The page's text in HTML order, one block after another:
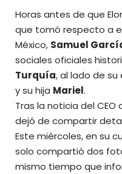
Horas antes de que
que tomó respecto a
México, Samuel
sociales oficiales
Turquía, al lado de su
y su hija Mariel.
Tras la noticia del CEO
dejó de compartir
Este miércoles, en su
solo compartió dos
mismo tiempo que